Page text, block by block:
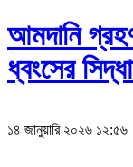
আমদানি
ধ্বংসের
১৪ জানুয়ারি ২০২৬ ১২:৫৬